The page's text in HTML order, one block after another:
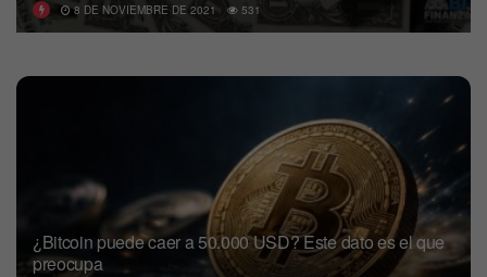
8 DE NOVIEMBRE DE 2021 531
¿Bitcoin puede caer a 50.000 USD? Este dato es el que
preocupa